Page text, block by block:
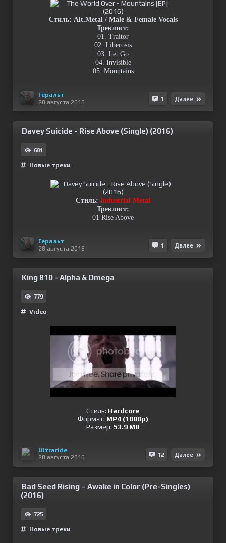
Стиль: Alt.Metal / Male & Female Vocals
Треклист:
01. Traitor
02. Liberosis
03. Let Go
04. Invisible
05. Mountains
Геральт
28 августа 2016
1 Далее
Davey Suicide - Rise Above (Single) (2016)
681
Новые треки
Стиль: Industrial Metal
Треклист:
01 Rise Above
Геральт
28 августа 2016
1 Далее
King 810 - Alpha & Omega
779
Video
Стиль: Hardcore
Формат: MP4 (1080p)
Размер: 53.9 MB
Ultraride
28 августа 2016
12 Далее
Bad Seed Rising – Awake in Color (Pre-Singles)
(2016)
725
Новые треки